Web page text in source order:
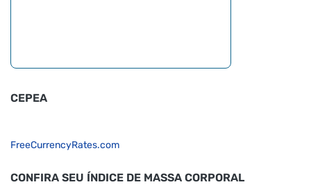
CEPEA
FreeCurrencyRates.com
CONFIRA SEU ÍNDICE DE MASSA CORPORAL